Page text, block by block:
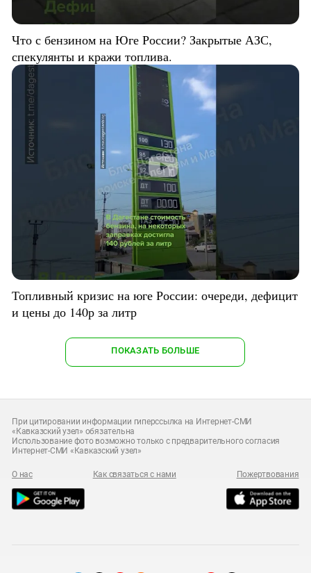
Что с бензином на Юге России? Закрытые АЗС,
спекулянты и кражи топлива.
Топливный кризис на юге России: очереди, дефицит
и цены до 140р за литр
ПОКАЗАТЬ БОЛЬШЕ
При цитировании информации гиперссылка на Интернет-СМИ
«Кавказский узел» обязательна
Использование фото возможно только с предварительного согласия
Интернет-СМИ «Кавказский узел»
О нас Как связаться с нами Пожертвования